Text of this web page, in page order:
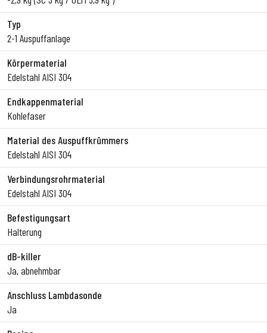
Typ
2-1 Auspuffanlage
Körpermaterial
Edelstahl AISI 304
Endkappenmaterial
Kohlefaser
Material des Auspuffkrümmers
Edelstahl AISI 304
Verbindungsrohrmaterial
Edelstahl AISI 304
Befestigungsart
Halterung
dB-killer
Ja, abnehmbar
Anschluss Lambdasonde
Ja